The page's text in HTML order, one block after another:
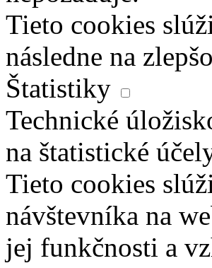
Tieto cookies
následne na
Štatistiky
Technické
na štatistické
Tieto cookies
návštevníka na
jej funkčnosti a